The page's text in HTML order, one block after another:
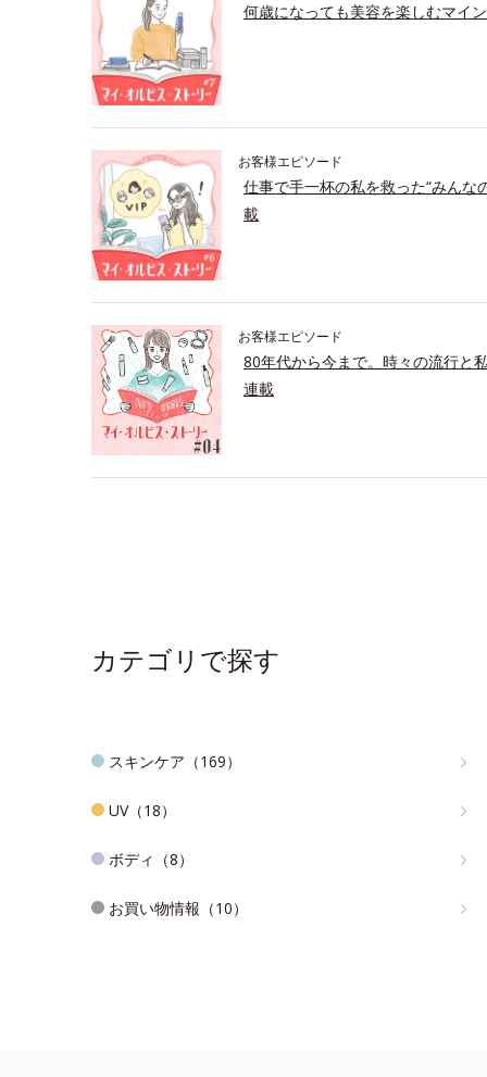
何歳になっても美容を楽しむマイ
お客様エピソード
仕事で手一杯の私を救った“みんな
載
お客様エピソード
80年代から今まで。時々の流行と
連載
カテゴリで探す
スキンケア（169）
UV（18）
ボディ（8）
お買い物情報（10）